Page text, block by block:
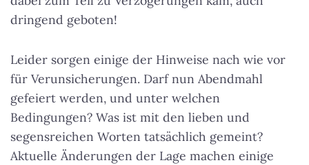
dringend geboten!
Leider sorgen einige der Hinweise nach wie vor
für Verunsicherungen. Darf nun Abendmahl
gefeiert werden, und unter welchen
Bedingungen? Was ist mit den lieben und
segensreichen Worten tatsächlich gemeint?
Aktuelle Änderungen der Lage machen einige